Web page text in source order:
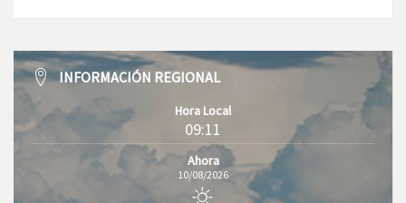
INFORMACIÓN REGIONAL
Hora Local
09:11
Ahora
10/08/2026